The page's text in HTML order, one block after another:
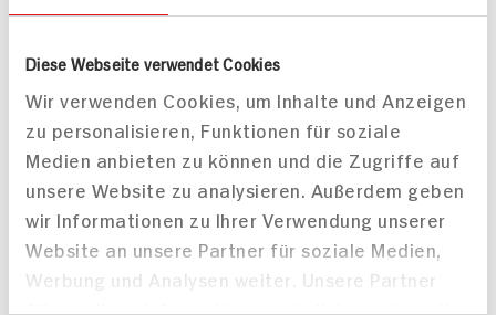
Diese Webseite verwendet Cookies
Wir verwenden Cookies, um Inhalte und Anzeigen
zu personalisieren, Funktionen für soziale
Medien anbieten zu können und die Zugriffe auf
unsere Website zu analysieren. Außerdem geben
wir Informationen zu Ihrer Verwendung unserer
Website an unsere Partner für soziale Medien,
Werbung und Analysen weiter. Unsere Partner
führen diese Informationen möglicherweise mit
UNSER 7 SERVICE-VERSPRECHEN
Wir geben für Sie täglich unser
Bestes. Versprochen!
Unser Anspruch ist es, dass Ihr Einkauf bei uns
jedes Mal zum Vergnügen wird. Dafür legen
wir uns jeden Tag ins Zeug. Verlässliche
Qualität, Frische und Herkunft unserer
Produkte, entspannteres Einkaufen, bester